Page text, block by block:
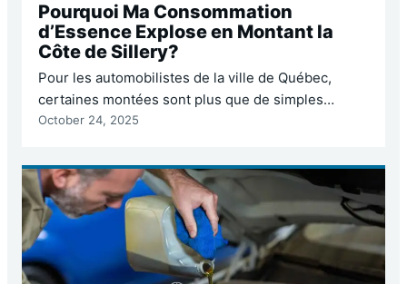
Pourquoi Ma Consommation
d’Essence Explose en Montant la
Côte de Sillery?
Pour les automobilistes de la ville de Québec,
certaines montées sont plus que de simples
changements d’altitude ; elles sont des rites de
les limites de votre moteur et de votre patience
que la Côte de Sillery (ou l’une de ses voisines
comme la côte de la…
October 24, 2025